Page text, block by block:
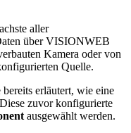
aller
über VISIONWEB
Kamera oder von
Quelle.
bereits erläutert, wie eine
zuvor konfigurierte
ausgewählt werden.